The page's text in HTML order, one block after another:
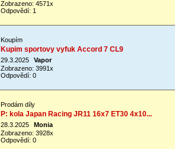
Zobrazeno: 4571x
Odpovědí: 1
Koupím
Kupim sportovy vyfuk Accord 7 CL9
29.3.2025
Vapor
Zobrazeno: 3991x
Odpovědí: 0
Prodám díly
P: kola Japan Racing JR11 16x7 ET30 4x10...
28.3.2025
Monia
Zobrazeno: 3928x
Odpovědí: 0